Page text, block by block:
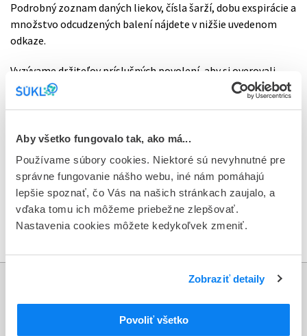
Aby všetko fungovalo tak, ako má...
Používame súbory cookies. Niektoré sú nevyhnutné pre
správne fungovanie nášho webu, iné nám pomáhajú
lepšie spoznať, čo Vás na našich stránkach zaujalo, a
vďaka tomu ich môžeme priebežne zlepšovať.
Nastavenia cookies môžete kedykoľvek zmeniť.
Zobraziť detaily
Povoliť všetko
Podrobný zoznam daných liekov, čísla šarží, dobu exspirácie a
množstvo odcudzených balení nájdete v nižšie uvedenom
odkaze.
Vyzývame držiteľov príslušných povolení, aby si overovali
svojich dodávateľov liekov.
kontaktujte ŠÚKL na:counterfeits@sukl.sk
Zoznam odcudzených liekov
Aktuality